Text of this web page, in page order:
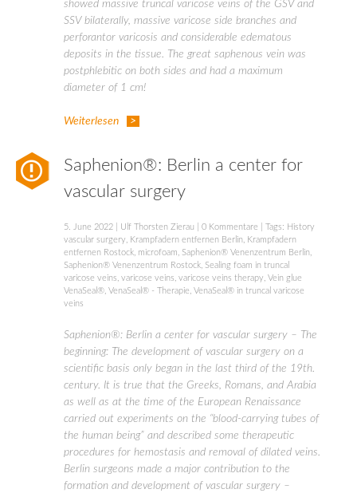
showed massive truncal varicose veins of the GSV and
SSV bilaterally, massive varicose side branches and
perforantor varicosis and considerable edematous
deposits in the tissue. The great saphenous vein was
postphlebitic on both sides and had a maximum
diameter of 1 cm!
Weiterlesen
Saphenion®: Berlin a center for
vascular surgery
5. June 2022 Ulf Thorsten Zierau 0 Kommentare | Tags: History
vascular surgery
Krampfadern entfernen Berlin
Krampfadern
entfernen Rostock microfoam Saphenion® Venenzentrum Berlin
Saphenion® Venenzentrum Rostock Sealing foam in truncal
varicose veins varicose veins varicose veins therapy Vein glue
VenaSeal® VenaSeal® - Therapie VenaSeal® in truncal varicose
veins
Saphenion®: Berlin a center for vascular surgery – The
beginning: The development of vascular surgery on a
scientific basis only began in the last third of the 19th.
century. It is true that the Greeks, Romans, and Arabia
as well as at the time of the European Renaissance
carried out experiments on the “blood-carrying tubes of
the human being” and described some therapeutic
procedures for hemostasis and removal of dilated veins.
Berlin surgeons made a major contribution to the
formation and development of vascular surgery –